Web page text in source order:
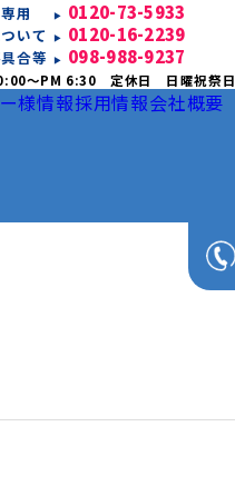
専用 0120-73-5933
いて 0120-16-2239
合等 098-988-9237
〜PM 6:30 定休日 日曜祝祭日
様情報採用情報会社概要